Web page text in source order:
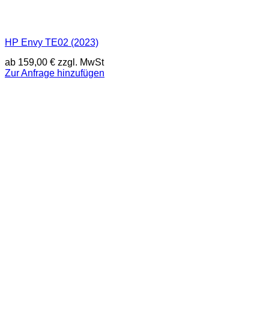
HP Envy TE02 (2023)
ab 159,00 € zzgl. MwSt
Zur Anfrage hinzufügen